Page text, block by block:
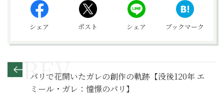
シェア ポスト シェア ブックマーク
パリで花開いたガレの創作の軌跡【没後120年 エ
ミール・ガレ：憧憬のパリ】